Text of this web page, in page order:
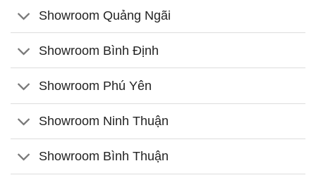
Showroom Quảng Ngãi
Showroom Bình Định
Showroom Phú Yên
Showroom Ninh Thuận
Showroom Bình Thuận